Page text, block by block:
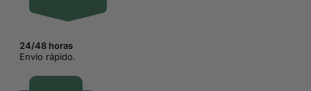
24/48 horas
Envío rápido.